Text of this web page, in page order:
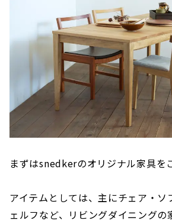
まずはsnedkerのオリジナル家具を
アイテムとしては、主にチェア・ソ
ェルフなど、リビングダイニングの